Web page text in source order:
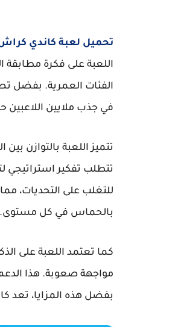
تحميل لعبة كاندي كراش
اللعبة على فكرة
في جذب ملايين اللاعبين
تتميز اللعبة بالتوازن
تتطلب تفكير استراتيجي
للتغلب على التحديات،
بالحماس في كل مستوى.
كما تعتمد اللعبة على
مواجهة صعوبة. هذا
بفضل هذه المزايا، تعد